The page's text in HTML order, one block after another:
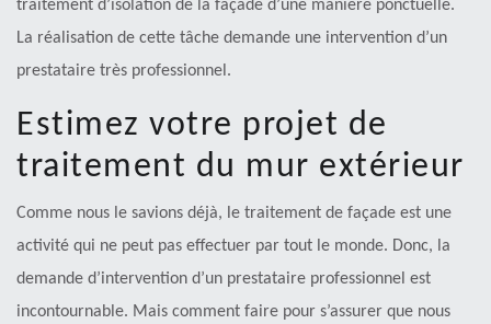
traitement d’isolation de la façade d’une manière ponctuelle.
La réalisation de cette tâche demande une intervention d’un
prestataire très professionnel.
Estimez votre projet de
traitement du mur extérieur
Comme nous le savions déjà, le traitement de façade est une
activité qui ne peut pas effectuer par tout le monde. Donc, la
demande d’intervention d’un prestataire professionnel est
incontournable. Mais comment faire pour s’assurer que nous